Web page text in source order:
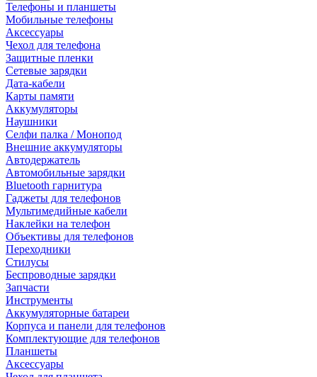
Телефоны и планшеты
Мобильные телефоны
Аксессуары
Чехол для телефона
Защитные пленки
Сетевые зарядки
Дата-кабели
Карты памяти
Аккумуляторы
Наушники
Селфи палка / Монопод
Внешние аккумуляторы
Автодержатель
Автомобильные зарядки
Bluetooth гарнитура
Гаджеты для телефонов
Мультимедийные кабели
Наклейки на телефон
Объективы для телефонов
Переходники
Стилусы
Беспроводные зарядки
Запчасти
Инструменты
Аккумуляторные батареи
Корпуса и панели для телефонов
Комплектующие для телефонов
Планшеты
Аксессуары